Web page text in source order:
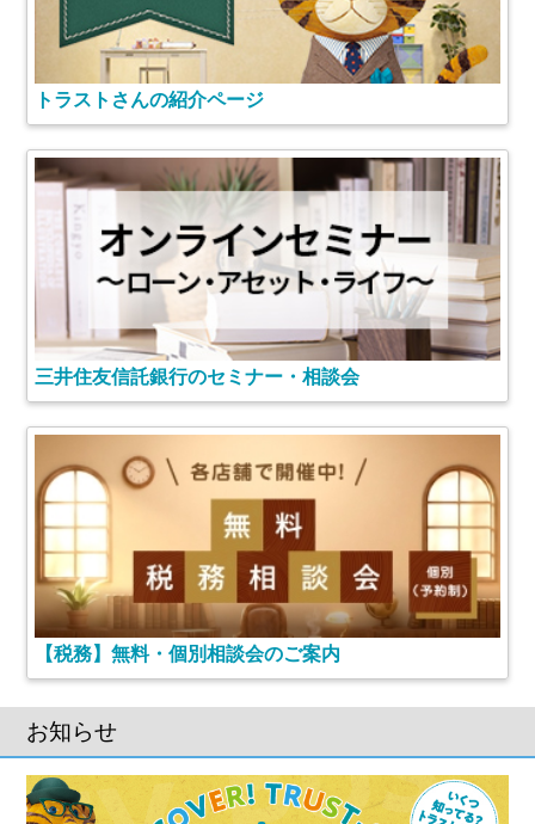
トラストさんの紹介ページ
三井住友信託銀行のセミナー・相談会
【税務】無料・個別相談会のご案内
お知らせ